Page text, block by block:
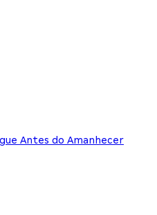
Antes do Amanhecer